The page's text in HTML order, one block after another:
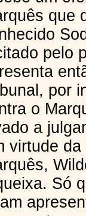
que
pelo
por
o
a
virtude
Só